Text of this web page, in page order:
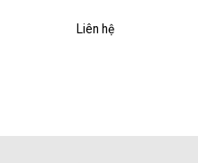
Liên hệ